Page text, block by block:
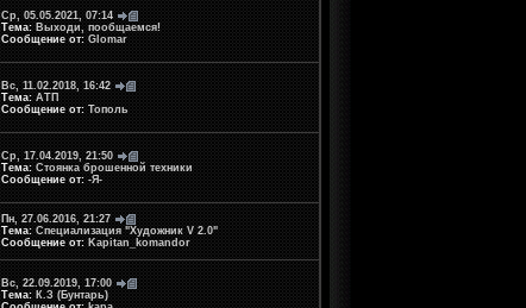
Ср, 05.05.2021, 07:14
Тема: Выходи, пообщаемся!
Сообщение от: Glomar
Вс, 11.02.2018, 16:42
Тема: АТП
Сообщение от: Тополь
Ср, 17.04.2019, 21:50
Тема: Стоянка брошенной техники
Сообщение от: -Я-
Пн, 27.06.2016, 21:27
Тема: Специализация "Художник V 2.0"
Сообщение от: Kapitan_komandor
Вс, 22.09.2019, 17:00
Тема: К.З (Бунтарь)